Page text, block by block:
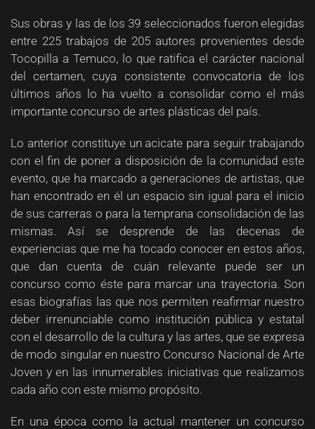
Sus obras y las de los 39 seleccionados fueron elegidas
entre 225 trabajos de 205 autores provenientes desde
Tocopilla a Temuco, lo que ratifica el carácter nacional
del certamen, cuya consistente convocatoria de los
últimos años lo ha vuelto a consolidar como el más
importante concurso de artes plásticas del país.
Lo anterior constituye un acicate para seguir trabajando
con el fin de poner a disposición de la comunidad este
evento, que ha marcado a generaciones de artistas, que
han encontrado en él un espacio sin igual para el inicio
de sus carreras o para la temprana consolidación de las
mismas. Así se desprende de las decenas de
experiencias que me ha tocado conocer en estos años,
que dan cuenta de cuán relevante puede ser un
concurso como éste para marcar una trayectoria. Son
esas biografías las que nos permiten reafirmar nuestro
deber irrenunciable como institución pública y estatal
con el desarrollo de la cultura y las artes, que se expresa
de modo singular en nuestro Concurso Nacional de Arte
Joven y en las innumerables iniciativas que realizamos
cada año con este mismo propósito.
En una época como la actual mantener un concurso